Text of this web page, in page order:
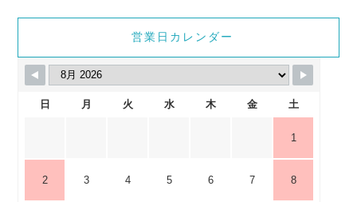
営業日カレンダー
日 月 火 水 木 金 土
1
2 3 4 5 6 7 8